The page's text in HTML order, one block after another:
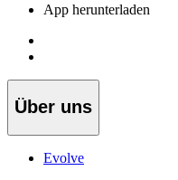
App herunterladen
Über uns
Evolve